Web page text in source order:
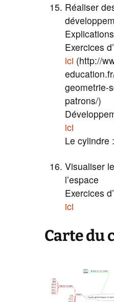
Réaliser
Exercices
ici (http://
geometrie-
patrons/)
ici
Le cylindre :
Visualiser
l’espace
Exercices
ici
Carte du